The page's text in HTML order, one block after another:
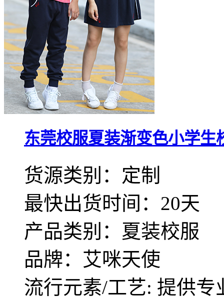
东莞校服夏装渐变色小学生
货源类别：定制
最快出货时间：20天
产品类别：夏装校服
品牌：艾咪天使
流行元素/工艺: 提供专